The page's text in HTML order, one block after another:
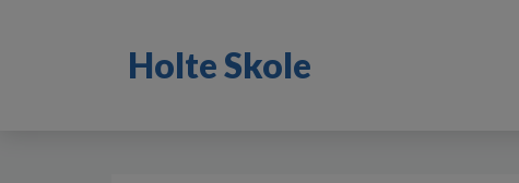
Holte Skole